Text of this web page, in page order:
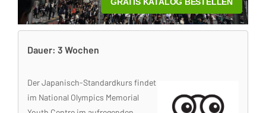
Dauer: 3 Wochen
Der Japanisch-Standardkurs findet
im National Olympics Memorial